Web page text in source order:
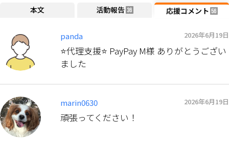
本文 活動報告 36 応援コメント 56
panda 2026年6月19日
⭐️代理支援⭐️ PayPay M様 ありがとうござい
ました
marin0630 2026年6月19日
頑張ってください！